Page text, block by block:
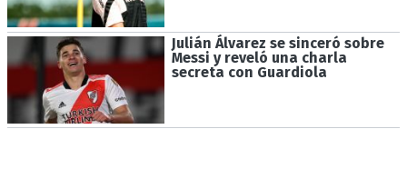
Julián Álvarez se sinceró sobre
Messi y reveló una charla
secreta con Guardiola